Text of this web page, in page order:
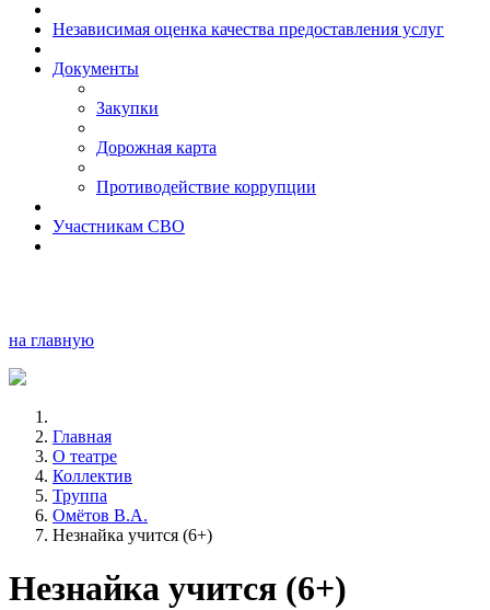
Независимая оценка качества предоставления услуг
Документы
Закупки
Дорожная карта
Противодействие коррупции
Участникам СВО
на главную
Главная
О театре
Коллектив
Труппа
Омётов В.А.
Незнайка учится (6+)
Незнайка учится (6+)